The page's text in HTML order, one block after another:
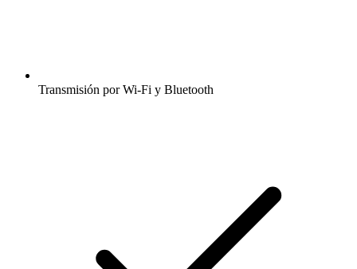
Transmisión por Wi-Fi y Bluetooth